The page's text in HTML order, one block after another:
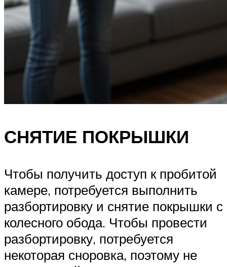
СНЯТИЕ ПОКРЫШКИ
Чтобы получить доступ к пробитой
камере, потребуется выполнить
разбортировку и снятие покрышки с
колесного обода. Чтобы провести
разбортировку, потребуется
некоторая сноровка, поэтому не